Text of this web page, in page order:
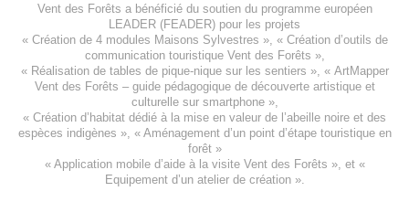
Vent des Forêts a bénéficié du soutien du programme européen
LEADER (FEADER) pour les projets
« Création de 4 modules Maisons Sylvestres », « Création d’outils de
communication touristique Vent des Forêts »,
« Réalisation de tables de pique-nique sur les sentiers », « ArtMapper
Vent des Forêts – guide pédagogique de découverte artistique et
culturelle sur smartphone »,
« Création d’habitat dédié à la mise en valeur de l’abeille noire et des
espèces indigènes », « Aménagement d’un point d’étape touristique en
forêt»
« Application mobile d’aide à la visite Vent des Forêts », et «
Equipement d’un atelier de création».